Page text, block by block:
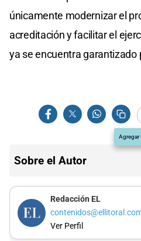
únicamente modernizar el
acreditación y facilitar el
ya se encuentra garantizado
Agregar
Sobre el Autor
Redacción EL
Ver Perfil